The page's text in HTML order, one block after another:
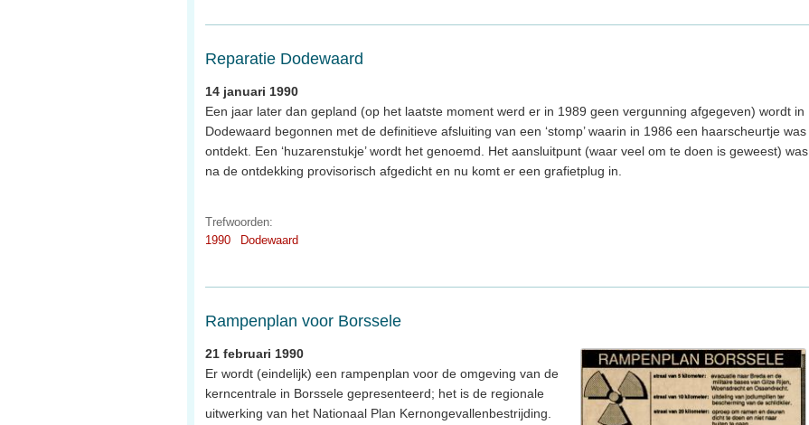
Reparatie Dodewaard
14 januari 1990
Een jaar later dan gepland (op het laatste moment werd er in 1989 geen vergunning afgegeven) wordt in
Dodewaard begonnen met de definitieve afsluiting van een ‘stomp’ waarin in 1986 een haarscheurtje was
ontdekt. Een ‘huzarenstukje’ wordt het genoemd. Het aansluitpunt (waar veel om te doen is geweest) was
na de ontdekking provisorisch afgedicht en nu komt er een grafietplug in.
Trefwoorden:
1990
Dodewaard
Rampenplan voor Borssele
21 februari 1990
Er wordt (eindelijk) een rampenplan voor de omgeving van de
kerncentrale in Borssele gepresenteerd; het is de regionale
uitwerking van het Nationaal Plan Kernongevallenbestrijding.